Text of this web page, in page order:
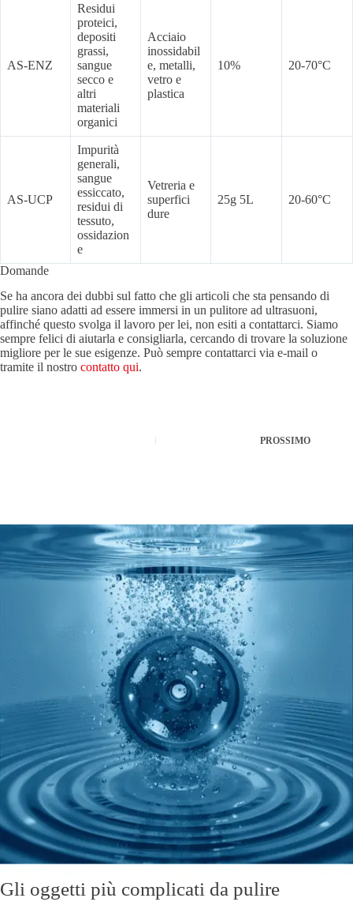
AS-ENZ
Residui
proteici,
depositi
grassi,
sangue
secco e
altri
materiali
organici
Acciaio
inossidabil
e, metalli,
vetro e
plastica
10% 20-70°C
AS-UCP
Impurità
generali,
sangue
essiccato,
residui di
tessuto,
ossidazion
e
Vetreria e
superfici
dure
25g 5L 20-60°C
Domande
Se ha ancora dei dubbi sul fatto che gli articoli che sta pensando di
pulire siano adatti ad essere immersi in un pulitore ad ultrasuoni,
affinché questo svolga il lavoro per lei, non esiti a contattarci. Siamo
sempre felici di aiutarla e consigliarla, cercando di trovare la soluzione
migliore per le sue esigenze. Può sempre contattarci via e-mail o
tramite il nostro contatto qui.
PROSSIMO
Gli oggetti più complicati da pulire